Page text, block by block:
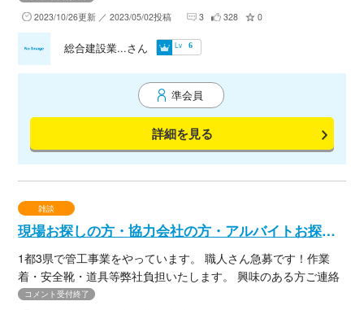
協力させて頂きます。
2023/10/26更新 ／ 2023/05/02投稿 3 328 0
準会員
詳細を見る
総合建設業...さん Lv 6
雑談
現場お探しの方・協力会社の方・アルバイトお探しの方
1都3県で管工事業をやっています。 職人さん急募です！作業
着・安全靴・道具等弊社負担いたします。 興味のある方ご連絡
ください。
コメント受付終了